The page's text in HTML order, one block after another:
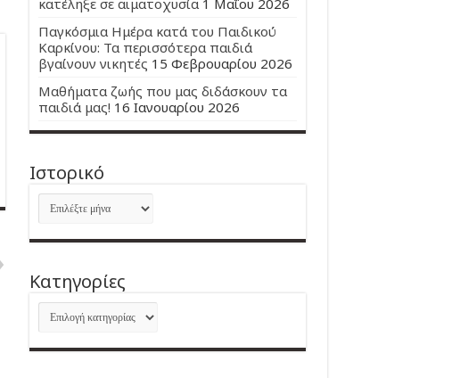
κατέληξε σε αιματοχυσία 1 Μαΐου 2026
Παγκόσμια Ημέρα κατά του Παιδικού
Καρκίνου: Τα περισσότερα παιδιά
βγαίνουν νικητές 15 Φεβρουαρίου 2026
Μαθήματα ζωής που μας διδάσκουν τα
παιδιά μας! 16 Ιανουαρίου 2026
Ιστορικό
Ιστορικό
Kατηγορίες
Kατηγορίες